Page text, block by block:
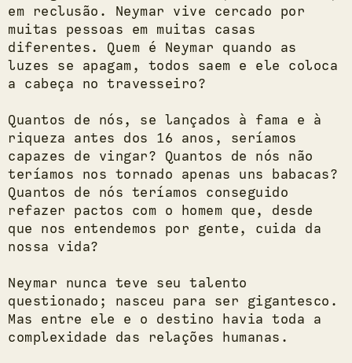
em reclusão. Neymar vive cercado por
muitas pessoas em muitas casas
diferentes. Quem é Neymar quando as
luzes se apagam, todos saem e ele coloca
a cabeça no travesseiro?
Quantos de nós, se lançados à fama e à
riqueza antes dos 16 anos, seríamos
capazes de vingar? Quantos de nós não
teríamos nos tornado apenas uns babacas?
Quantos de nós teríamos conseguido
refazer pactos com o homem que, desde
que nos entendemos por gente, cuida da
nossa vida?
Neymar nunca teve seu talento
questionado; nasceu para ser gigantesco.
Mas entre ele e o destino havia toda a
complexidade das relações humanas.